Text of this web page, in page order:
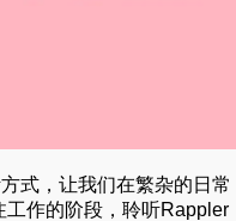
式，让我们在繁杂的日常
作的阶段，聆听Rappler